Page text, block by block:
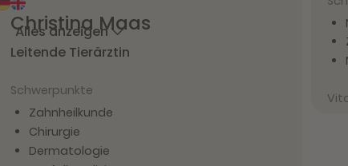
Christina Maas
Leitende Tierärztin
Schwerpunkte
Zahnheilkunde
Chirurgie
Dermatologie
Alles anzeigen